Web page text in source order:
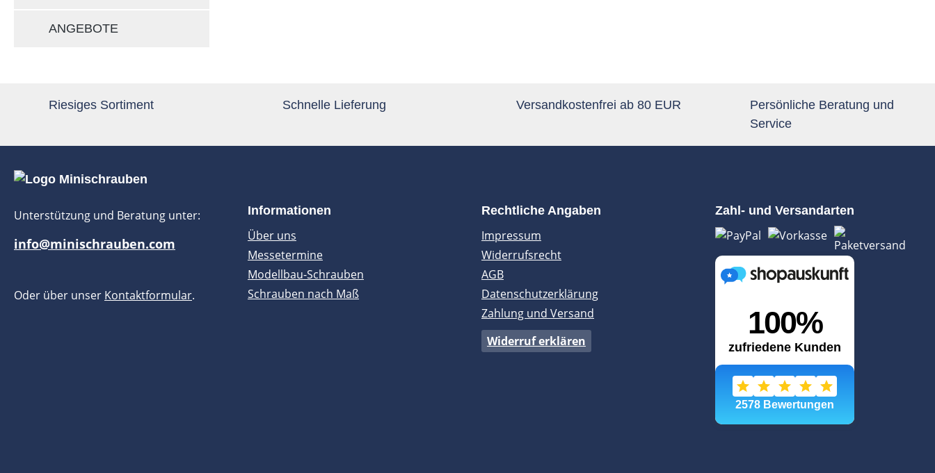
ANGEBOTE
Riesiges Sortiment Schnelle Lieferung Versandkostenfrei ab 80 EUR
Persönliche Beratung und
Service
Unterstützung und Beratung unter:
info@minischrauben.com
Oder über unser Kontaktformular.
Informationen
Über uns
Messetermine
Modellbau-Schrauben
Schrauben nach Maß
Rechtliche Angaben
Impressum
Widerrufsrecht
AGB
Datenschutzerklärung
Zahlung und Versand
Widerruf erklären
Zahl- und Versandarten